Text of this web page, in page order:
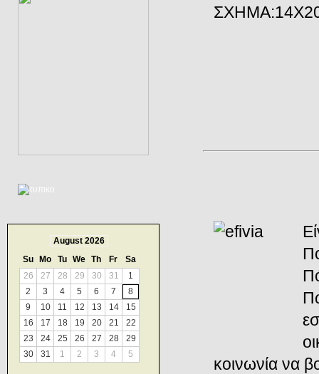
August 2026
Su
Mo Tu We Th Fr
Sa
26
27 28 29 30 31
1
2
3 4 5 6 7
8
9
10 11 12 13 14
15
16
17 18 19 20 21
22
23
24 25 26 27 28
29
30
31 1 2 3 4 5
κοινωνία να